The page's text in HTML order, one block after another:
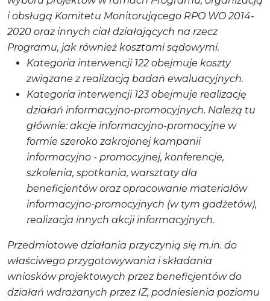
i obsługą Komitetu Monitorującego RPO WO 2014-
2020 oraz innych ciał działających na rzecz
Programu, jak również kosztami sądowymi.
Kategoria interwencji 122 obejmuje koszty
związane z realizacją badań ewaluacyjnych.
Kategoria interwencji 123 obejmuje realizację
działań informacyjno-promocyjnych. Należą tu
głównie: akcje informacyjno-promocyjne w
formie szeroko zakrojonej kampanii
informacyjno - promocyjnej, konferencje,
szkolenia, spotkania, warsztaty dla
beneficjentów oraz opracowanie materiałów
informacyjno-promocyjnych (w tym gadżetów),
realizacja innych akcji informacyjnych.
Przedmiotowe działania przyczynią się m.in. do
właściwego przygotowywania i składania
wniosków projektowych przez beneficjentów do
działań wdrażanych przez IZ, podniesienia poziomu